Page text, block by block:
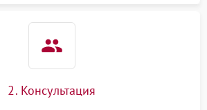
2. Консультация